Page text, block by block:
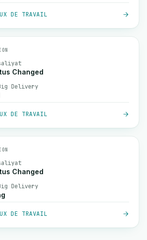
DE TRAVAIL
Changed
Delivery
DE TRAVAIL
Changed
Delivery
DE TRAVAIL